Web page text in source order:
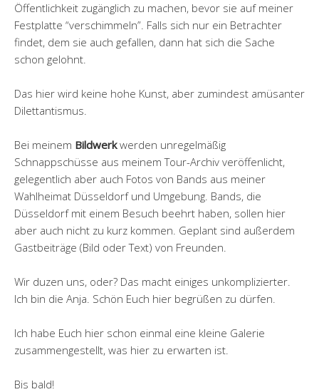
Öffentlichkeit zugänglich zu machen, bevor sie auf meiner
Festplatte “verschimmeln”. Falls sich nur ein Betrachter
findet, dem sie auch gefallen, dann hat sich die Sache
schon gelohnt.
Das hier wird keine hohe Kunst, aber zumindest amüsanter
Dilettantismus.
Bei meinem Bildwerkwerden unregelmäßig
Schnappschüsse aus meinem Tour-Archiv veröffenlicht,
gelegentlich aber auch Fotos von Bands aus meiner
Wahlheimat Düsseldorf und Umgebung. Bands, die
Düsseldorf mit einem Besuch beehrt haben, sollen hier
aber auch nicht zu kurz kommen. Geplant sind außerdem
Gastbeiträge (Bild oder Text) von Freunden.
Wir duzen uns, oder? Das macht einiges unkomplizierter.
Ich bin die Anja. Schön Euch hier begrüßen zu dürfen.
Ich habe Euch hier schon einmal eine kleine Galerie
zusammengestellt, was hier zu erwarten ist.
Bis bald!